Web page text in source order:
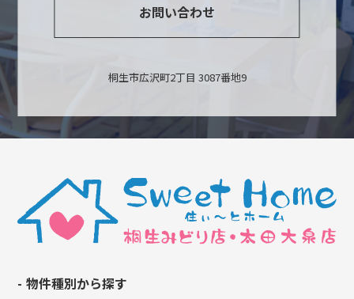
お問い合わせ
桐生市広沢町2丁目 3087番地9
物件種別から探す